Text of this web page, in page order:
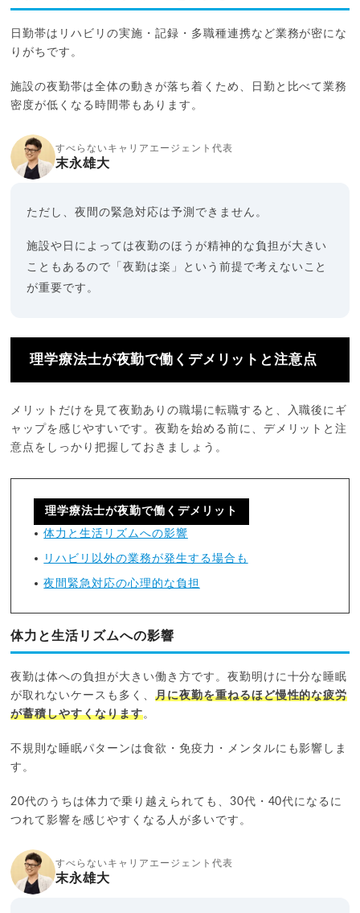
日勤帯はリハビリの実施・記録・多職種連携など業務が密にな
りがちです。
施設の夜勤帯は全体の動きが落ち着くため、日勤と比べて業務
密度が低くなる時間帯もあります。
すべらないキャリアエージェント代表
末永雄大
ただし、夜間の緊急対応は予測できません。
施設や日によっては夜勤のほうが精神的な負担が大きい
こともあるので「夜勤は楽」という前提で考えないこと
が重要です。
理学療法士が夜勤で働くデメリットと注意点
メリットだけを見て夜勤ありの職場に転職すると、入職後にギ
ャップを感じやすいです。夜勤を始める前に、デメリットと注
意点をしっかり把握しておきましょう。
理学療法士が夜勤で働くデメリット
体力と生活リズムへの影響
リハビリ以外の業務が発生する場合も
夜間緊急対応の心理的な負担
体力と生活リズムへの影響
夜勤は体への負担が大きい働き方です。夜勤明けに十分な睡眠
が取れないケースも多く、 月に夜勤を重ねるほど慢性的な疲労
が蓄積しやすくなります。
不規則な睡眠パターンは食欲・免疫力・メンタルにも影響しま
す。
20代のうちは体力で乗り越えられても、30代・40代になるに
つれて影響を感じやすくなる人が多いです。
すべらないキャリアエージェント代表
末永雄大